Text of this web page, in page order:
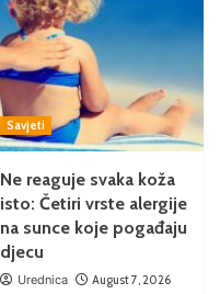
Savjeti
Ne reaguje svaka koža
isto: Četiri vrste alergije
na sunce koje pogađaju
djecu
Urednica August 7, 2026